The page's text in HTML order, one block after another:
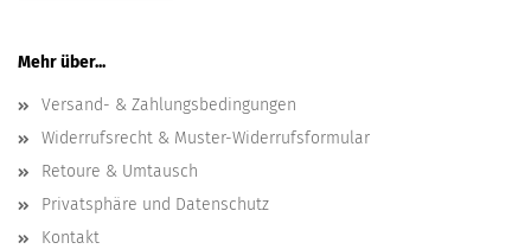
Mehr über...
Versand- & Zahlungsbedingungen
Widerrufsrecht & Muster-Widerrufsformular
Retoure & Umtausch
Privatsphäre und Datenschutz
Kontakt